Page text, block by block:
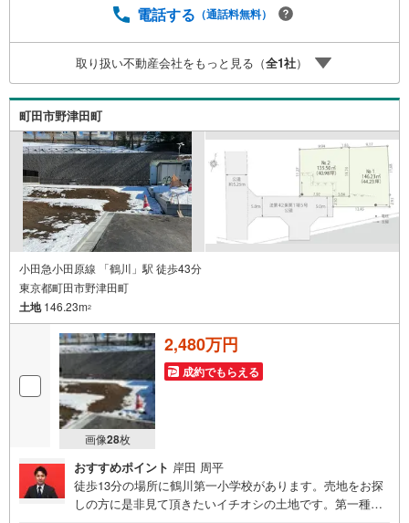
スタッフが親身になってお客様に合った物件をご紹介させ
お車でのお越しも大歓迎です！
電話する （通話料無料）
取り扱い不動産会社をもっと見る（全1社）
町田市野津田町
小田急小田原線 「鶴川」駅 徒歩43分
東京都町田市野津田町
土地146.23m2
画像28枚
2,480万円
成約でもらえる
おすすめポイント 岸田 周平
徒歩13分の場所に鶴川第一小学校があります。売地をお探
しの方に是非見て頂きたいイチオシの土地です。第一種低